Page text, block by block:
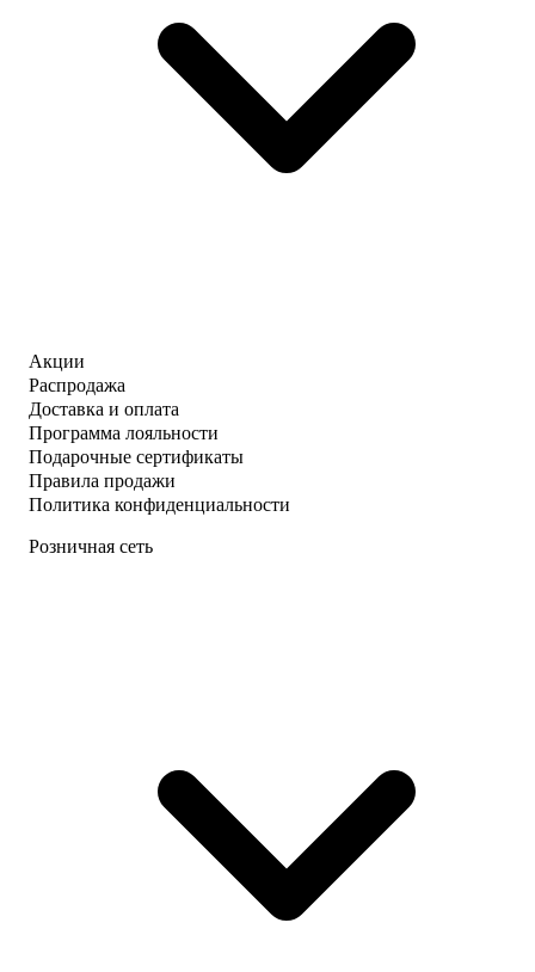
Акции
Распродажа
Доставка и оплата
Программа лояльности
Подарочные сертификаты
Правила продажи
Политика конфиденциальности
Розничная сеть